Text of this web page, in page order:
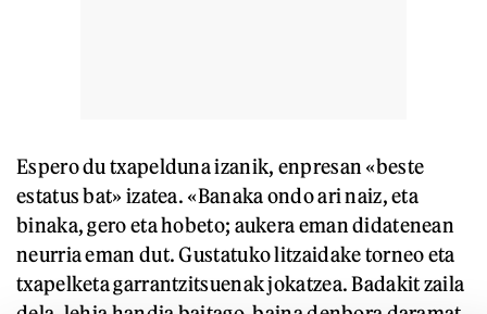
Espero du txapelduna izanik, enpresan «beste
estatus bat» izatea. «Banaka ondo ari naiz, eta
binaka, gero eta hobeto; aukera eman didatenean
neurria eman dut. Gustatuko litzaidake torneo eta
txapelketa garrantzitsuenak jokatzea. Badakit zaila